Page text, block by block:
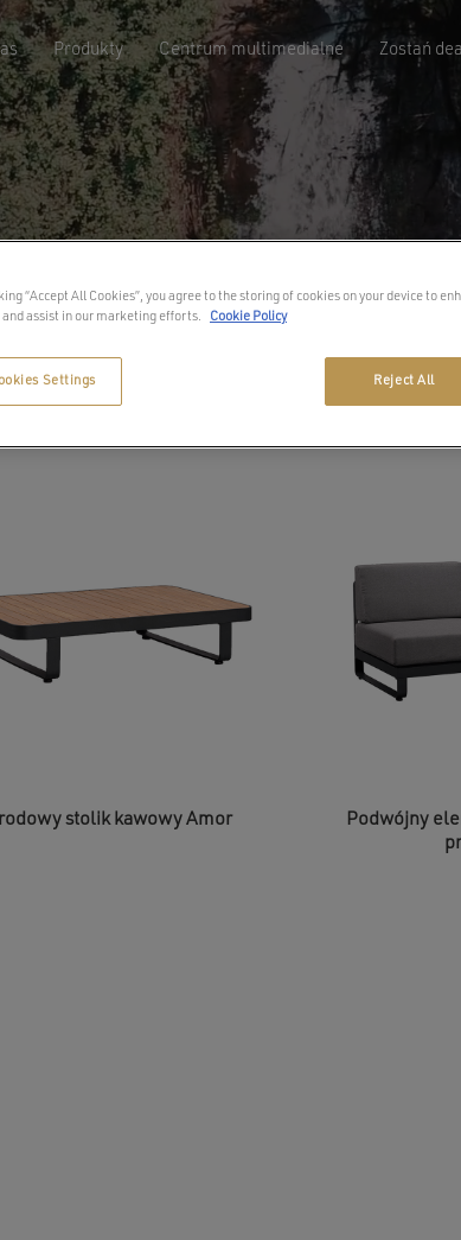
Produkty Centrum multimedialne Zostań
stolik kawowy Amor
Podwójny
“Accept All Cookies”, you agree to the storing of cookies on your device to
and assist in our marketing efforts.
Cookie Policy
Settings Reject All